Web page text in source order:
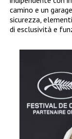
camino e un
sicurezza,
di esclusività e